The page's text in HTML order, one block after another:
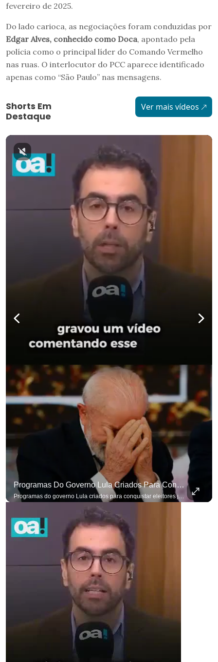
fevereiro de 2025.
Do lado carioca, as negociações foram conduzidas por
Edgar Alves, conhecido como Doca, apontado pela
polícia como o principal líder do Comando Vermelho
nas ruas. O interlocutor do PCC aparece identificado
apenas como “São Paulo” nas mensagens.
Shorts Em
Destaque
Ver mais vídeos
Programas Do Governo Lula Criados Para Conquistar Eleitores Já Não Têm Mais O Mesmo Efeito
Programas do governo Lula criados para conquistar eleitores já não têm o mesmo efeito de campanhas anteriores. #OAntagonista Se você busca informação com credibilidade, inscreva-se agora e ative o